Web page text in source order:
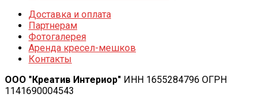
Доставка и оплата
Партнерам
Фотогалерея
Аренда кресел-мешков
Контакты
ООО "Креатив Интериор" ИНН 1655284796 ОГРН
1141690004543